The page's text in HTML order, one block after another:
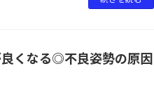
良くなる◎不良姿勢の原因